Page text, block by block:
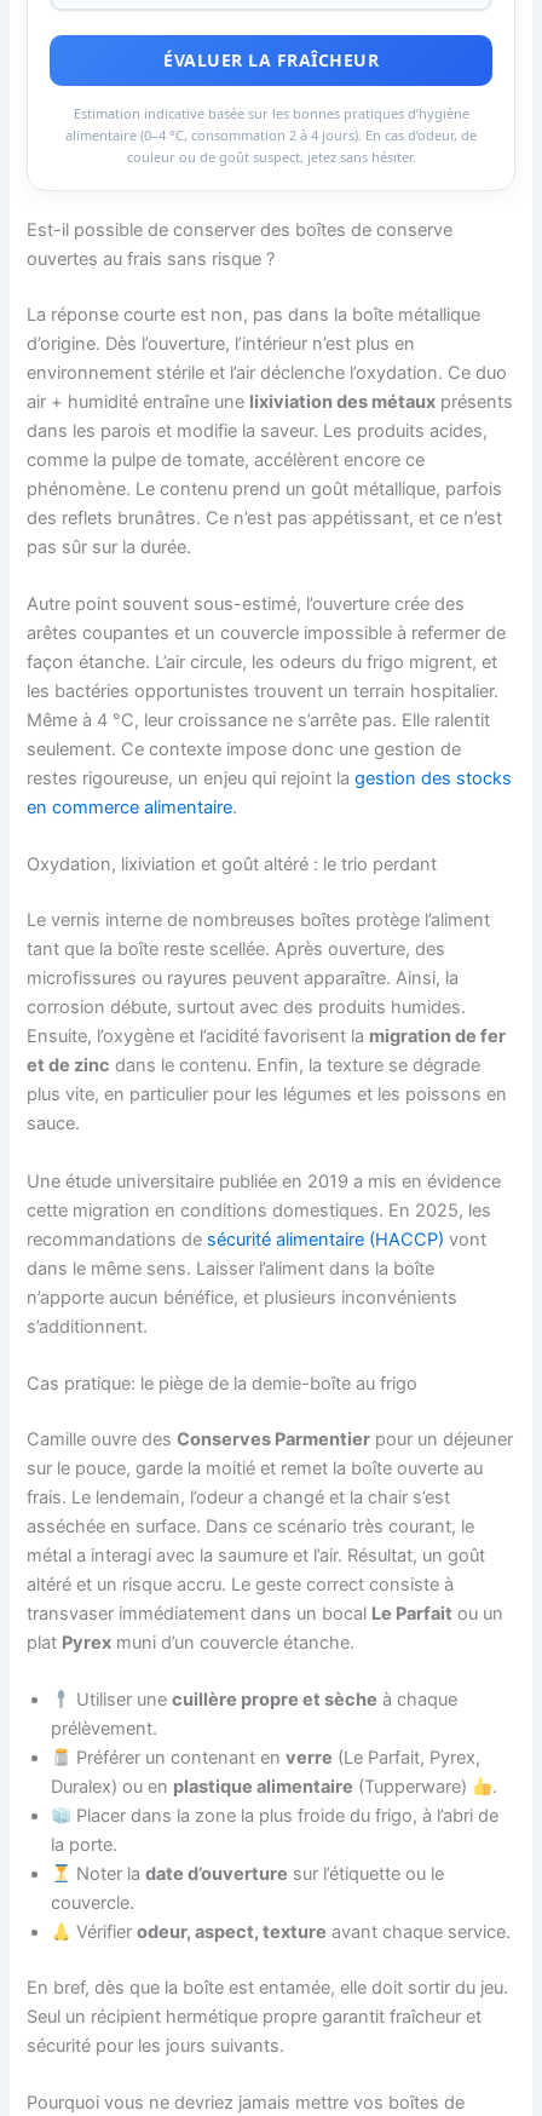
ÉVALUER LA FRAÎCHEUR
Estimation indicative basée sur les bonnes pratiques d’hygiène
alimentaire (0–4 °C, consommation 2 à 4 jours). En cas d’odeur, de
couleur ou de goût suspect, jetez sans hésiter.
Est-il possible de conserver des boîtes de conserve
ouvertes au frais sans risque ?
La réponse courte est non, pas dans la boîte métallique
d’origine. Dès l’ouverture, l’intérieur n’est plus en
environnement stérile et l’air déclenche l’oxydation. Ce duo
air + humidité entraîne une lixiviation des métaux présents
dans les parois et modifie la saveur. Les produits acides,
comme la pulpe de tomate, accélèrent encore ce
phénomène. Le contenu prend un goût métallique, parfois
des reflets brunâtres. Ce n’est pas appétissant, et ce n’est
pas sûr sur la durée.
Autre point souvent sous-estimé, l’ouverture crée des
arêtes coupantes et un couvercle impossible à refermer de
façon étanche. L’air circule, les odeurs du frigo migrent, et
les bactéries opportunistes trouvent un terrain hospitalier.
Même à 4 °C, leur croissance ne s’arrête pas. Elle ralentit
seulement. Ce contexte impose donc une gestion de
restes rigoureuse, un enjeu qui rejoint lagestion des stocks
en commerce alimentaire.
Oxydation, lixiviation et goût altéré : le trio perdant
Le vernis interne de nombreuses boîtes protège l’aliment
tant que la boîte reste scellée. Après ouverture, des
microfissures ou rayures peuvent apparaître. Ainsi, la
corrosion débute, surtout avec des produits humides.
Ensuite, l’oxygène et l’acidité favorisent la migration de fer
et de zinc dans le contenu. Enfin, la texture se dégrade
plus vite, en particulier pour les légumes et les poissons en
sauce.
Une étude universitaire publiée en 2019 a mis en évidence
cette migration en conditions domestiques. En 2025, les
recommandations de sécurité alimentaire (HACCP) vont
dans le même sens. Laisser l’aliment dans la boîte
n’apporte aucun bénéfice, et plusieurs inconvénients
s’additionnent.
Cas pratique: le piège de la demie-boîte au frigo
Camille ouvre desConserves Parmentier pour un déjeuner
sur le pouce, garde la moitié et remet la boîte ouverte au
frais. Le lendemain, l’odeur a changé et la chair s’est
asséchée en surface. Dans ce scénario très courant, le
métal a interagi avec la saumure et l’air. Résultat, un goût
altéré et un risque accru. Le geste correct consiste à
transvaser immédiatement dans un bocal Le Parfait ou un
plat Pyrex muni d’un couvercle étanche.
Utiliser unecuillère propre et sèche à chaque
prélèvement.
Préférer un contenant enverre (Le Parfait, Pyrex,
Duralex) ou en plastique alimentaire (Tupperware)
.
Placer dans la zone la plus froide du frigo, à l’abri de
la porte.
Noter ladate d’ouverture sur l’étiquette ou le
couvercle.
Vérifierodeur, aspect, texture avant chaque service.
En bref, dès que la boîte est entamée, elle doit sortir du jeu.
Seul un récipient hermétique propre garantit fraîcheur et
sécurité pour les jours suivants.
Pourquoi vous ne devriez jamais mettre vos boîtes de